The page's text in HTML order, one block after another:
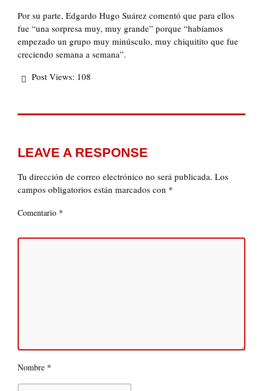
Por su parte, Edgardo Hugo Suárez comentó que para ellos
fue “una sorpresa muy, muy grande” porque “habíamos
empezado un grupo muy minúsculo, muy chiquitito que fue
creciendo semana a semana”.
Post Views: 108
LEAVE A RESPONSE
Tu dirección de correo electrónico no será publicada. Los
campos obligatorios están marcados con *
Comentario *
Nombre *